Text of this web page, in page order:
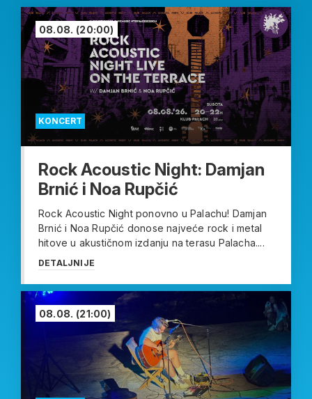
KONCERT
08.08. (20:00)
Rock Acoustic Night: Damjan
Brnić i Noa Rupčić
Rock Acoustic Night ponovno u Palachu! Damjan
Brnić i Noa Rupčić donose najveće rock i metal
hitove u akustičnom izdanju na terasu Palacha....
DETALJNIJE
08.08. (21:00)